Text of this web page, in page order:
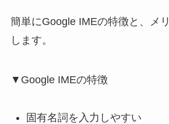
簡単にGoogle IMEの特徴と、メ
します。
▼Google IMEの特徴
固有名詞を入力しやすい